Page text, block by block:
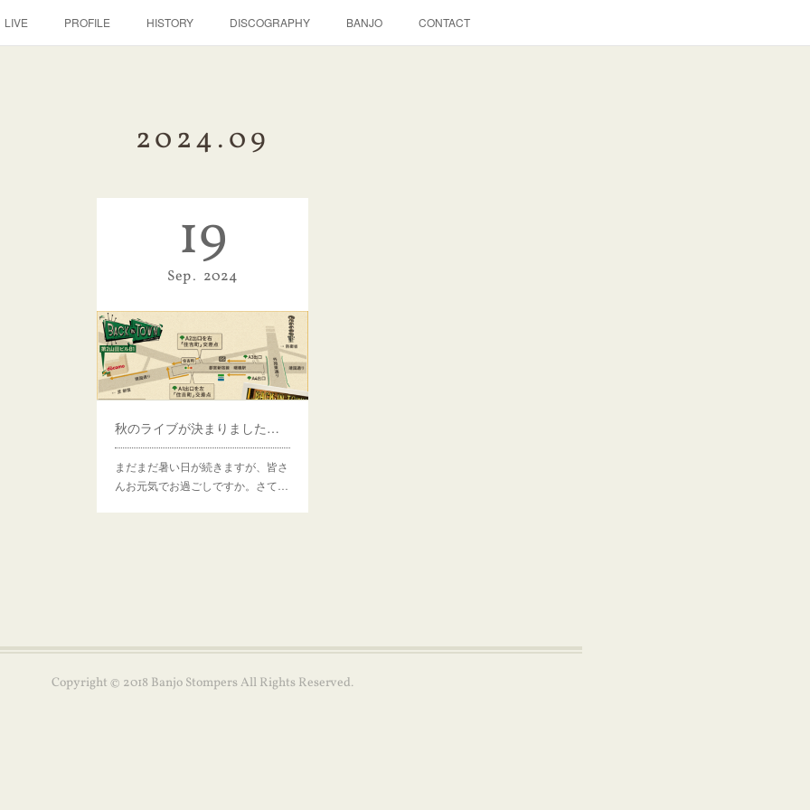
LIVE PROFILE HISTORY DISCOGRAPHY BANJO CONTACT
2024.09
19
Sep 2024
秋のライブが決まりました。2024年10月2日（水）曙橋『BACK IN TOWN』に出演します！
まだまだ暑い日が続きますが、皆さ
んお元気でお過ごしですか。さて…
Copyright © 2018 Banjo Stompers All Rights Reserved.